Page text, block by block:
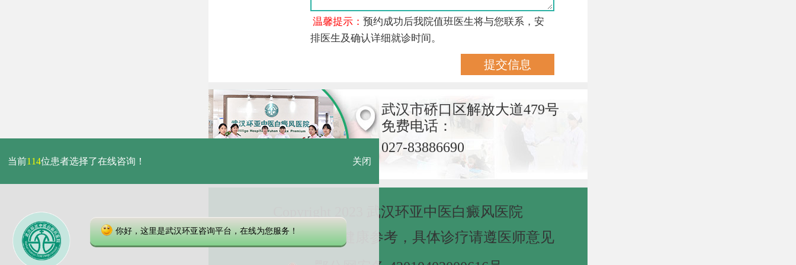
温馨提示：预约成功后我院值班医生将与您联系，安
排医生及确认详细就诊时间。
武汉市硚口区解放大道479号
免费电话：
027-83886690
Copyright 2023 武汉环亚中医白癜风医院
本网站信息仅做健康参考，具体诊疗请遵医师意见
当前114位患者选择了在线咨询！ 关闭
你好，这里是武汉环亚咨询平台，在线为您服务！